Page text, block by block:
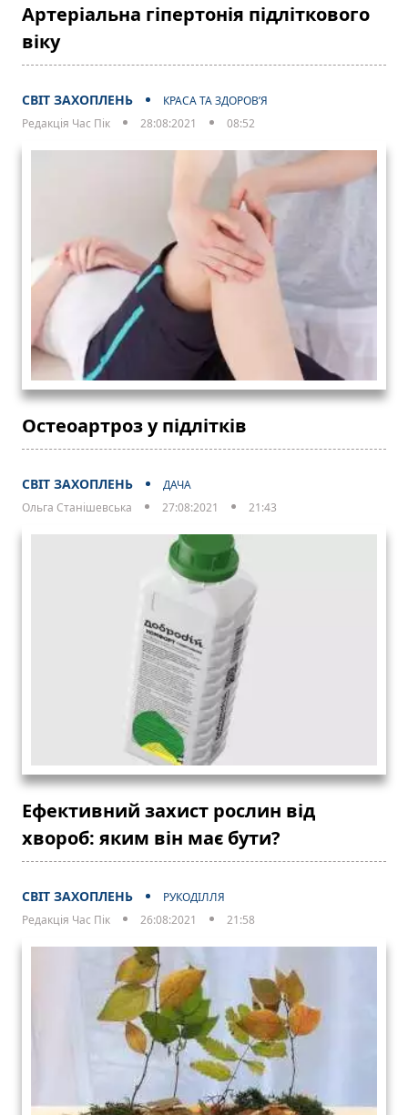
Артеріальна гіпертонія підліткового
віку
СВІТ ЗАХОПЛЕНЬ
КРАСА ТА ЗДОРОВ’Я
Редакція Час Пік
28:08:2021 08:52
Остеоартроз у підлітків
СВІТ ЗАХОПЛЕНЬ
ДАЧА
Ольга Станішевська
27:08:2021 21:43
Ефективний захист рослин від
хвороб: яким він має бути?
СВІТ ЗАХОПЛЕНЬ
РУКОДІЛЛЯ
Редакція Час Пік
26:08:2021 21:58